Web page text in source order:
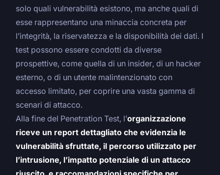
solo quali vulnerabilità esistono, ma anche quali di
esse rappresentano una minaccia concreta per
l’integrità, la riservatezza e la disponibilità dei dati. I
test possono essere condotti da diverse
prospettive, come quella di un insider, di un hacker
esterno, o di un utente malintenzionato con
accesso limitato, per coprire una vasta gamma di
scenari di attacco.
Alla fine del Penetration Test, l’organizzazione
riceve un report dettagliato che evidenzia le
vulnerabilità sfruttate, il percorso utilizzato per
l’intrusione, l’impatto potenziale di un attacco